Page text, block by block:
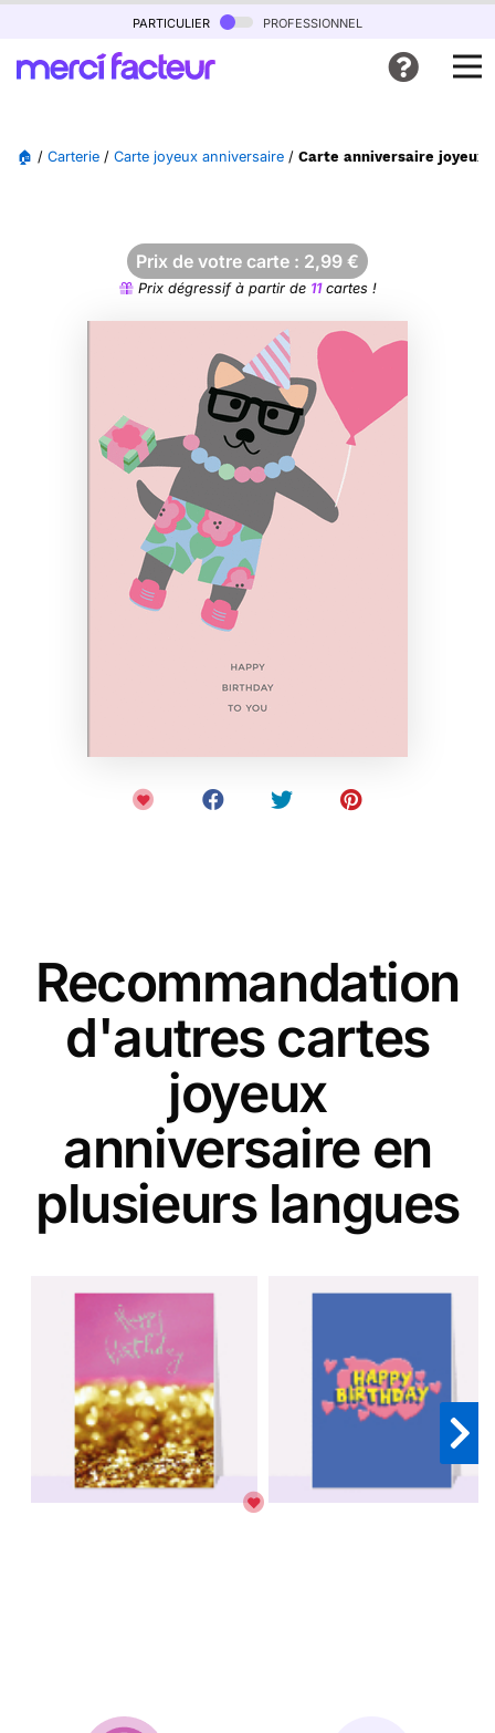
particulier professionnel
🏠 / Carterie / Carte joyeux anniversaire / Carte anniversaire joyeux
Prix de votre carte : 2,99 €
Prix dégressif à partir de 11cartes !
Recommandation
d'autres cartes
joyeux
anniversaire en
plusieurs langues